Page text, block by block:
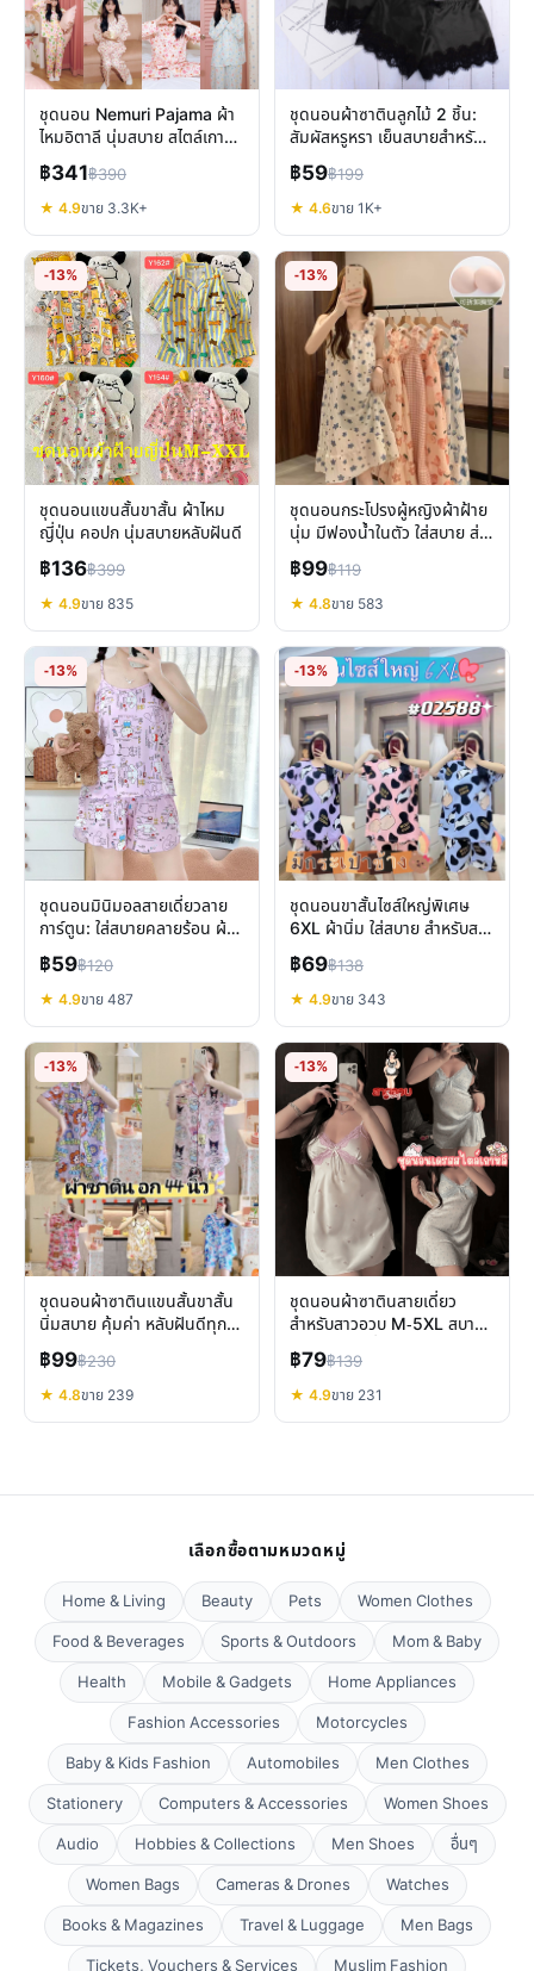
ชุดนอน Nemuri Pajama ผ้า
ไหมอิตาลี นุ่มสบาย สไตล์เกาหลี
หลับฝันดี
฿341฿390
★ 4.9ขาย 3.3K+
ชุดนอนผ้าซาตินลูกไม้ 2 ชิ้น:
สัมผัสหรูหรา เย็นสบายสำหรับ
ทุกคืน
฿59฿199
★ 4.6ขาย 1K+
-13%
ชุดนอนแขนสั้นขาสั้น ผ้าไหม
ญี่ปุ่น คอปก นุ่มสบายหลับฝันดี
฿136฿399
★ 4.9ขาย 835
-13%
ชุดนอนกระโปรงผู้หญิงผ้าฝ้าย
นุ่ม มีฟองน้ำในตัว ใส่สบาย ส่ง
จากไทย
฿99฿119
★ 4.8ขาย 583
-13%
ชุดนอนมินิมอลสายเดี่ยวลาย
การ์ตูน: ใส่สบายคลายร้อน ผ้า
นุ่มไม่บาง
฿59฿120
★ 4.9ขาย 487
-13%
ชุดนอนขาสั้นไซส์ใหญ่พิเศษ
6XL ผ้านิ่ม ใส่สบาย สำหรับสาว
อวบ คนท้อง
฿69฿138
★ 4.9ขาย 343
-13%
ชุดนอนผ้าซาตินแขนสั้นขาสั้น
นิ่มสบาย คุ้มค่า หลับฝันดีทุก
คืน
฿99฿230
★ 4.8ขาย 239
-13%
ชุดนอนผ้าซาตินสายเดี่ยว
สำหรับสาวอวบ M-5XL สบาย
ตัว มั่นใจทุกค่ำคืน
฿79฿139
★ 4.9ขาย 231
เลือกซื้อตามหมวดหมู่
Home & Living Beauty Pets
Women Clothes
Food & Beverages
Sports & Outdoors
Mom & Baby
Health
Mobile & Gadgets
Home Appliances
Fashion Accessories
Motorcycles
Baby & Kids Fashion
Automobiles
Men Clothes
Stationery
Computers & Accessories
Women Shoes
Audio
Hobbies & Collections Men Shoes
อื่นๆ
Women Bags
Cameras & Drones
Watches
Books & Magazines
Travel & Luggage
Men Bags
Tickets, Vouchers & Services
Muslim Fashion